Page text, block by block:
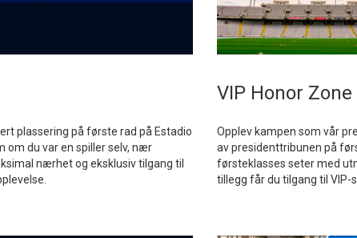
plassering på første rad på Estadio
om du var en spiller selv, nær
nærhet og eksklusiv tilgang til
VIP Honor Zone
Opplev kampen som vår
av presidenttribunen på
førsteklasses seter med
tillegg får du tilgang til VIP-